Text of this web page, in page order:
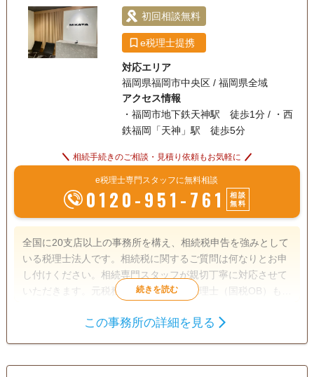
初回相談無料
e税理士提携
対応エリア
福岡県福岡市中央区 / 福岡県全域
アクセス情報
・福岡市地下鉄天神駅 徒歩1分 / ・西
鉄福岡「天神」駅 徒歩5分
相続手続きのご相談・見積り依頼もお気軽に
e税理士専門スタッフに無料相談
0120-951-761
相談
無料
全国に20支店以上の事務所を構え、相続税申告を強みとして
いる税理士法人です。相続税に関するご質問は何なりとお申
し付けください。相続専門スタッフが親切丁寧に対応させて
いただきます。元税務署職員であった税理士（国税OB）も多
相続税申告
電話相談可 訪問可 女性スタッフ対応可 土日相談可
この事務所の詳細を見る